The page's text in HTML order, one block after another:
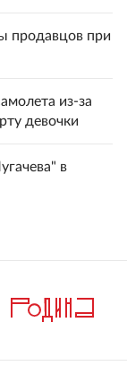
продавцов при
из-за
девочки
в